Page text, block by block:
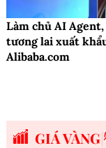
Làm chủ AI
tương lai xuất
Alibaba.com
GIÁ VÀNG